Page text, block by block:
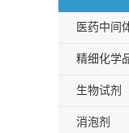
医药中间
精细化学
生物试剂
消泡剂